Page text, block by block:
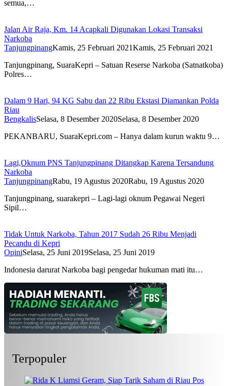
semua,…
Jalan Air Raja, Km. 14 Acapkali Digunakan Lokasi Transaksi
Narkoba
TanjungpinangKamis, 25 Februari 2021Kamis, 25 Februari 2021
Tanjungpinang, SuaraKepri – Satuan Reserse Narkoba (Satnatkoba)
Polres…
Dalam 9 Hari, 94 KG Sabu dan 22 Ribu Ekstasi Diamankan Polda
Riau
BengkalisSelasa, 8 Desember 2020Selasa, 8 Desember 2020
PEKANBARU, SuaraKepri.com – Hanya dalam kurun waktu 9…
Lagi,Oknum PNS Tanjungpinang Ditangkap Karena Tersandung
Narkoba
TanjungpinangRabu, 19 Agustus 2020Rabu, 19 Agustus 2020
Tanjungpinang, suarakepri – Lagi-lagi oknum Pegawai Negeri
Sipil…
Tidak Untuk Narkoba, Tahun 2017 Sudah 26 Ribu Menjadi
Pecandu di Kepri
OpiniSelasa, 25 Juni 2019Selasa, 25 Juni 2019
Indonesia darurat Narkoba bagi pengedar hukuman mati itu…
Terpopuler